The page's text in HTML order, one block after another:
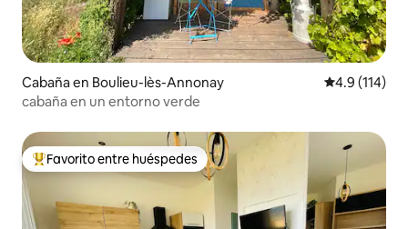
Cabaña en Boulieu-lès-Annonay Calificación
4.9 (114)
cabaña en un entorno verde
De los mejores en Favorito entre huéspedes
Favorito entre huéspedes